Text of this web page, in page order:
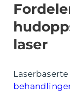
laser
Laserbaserte